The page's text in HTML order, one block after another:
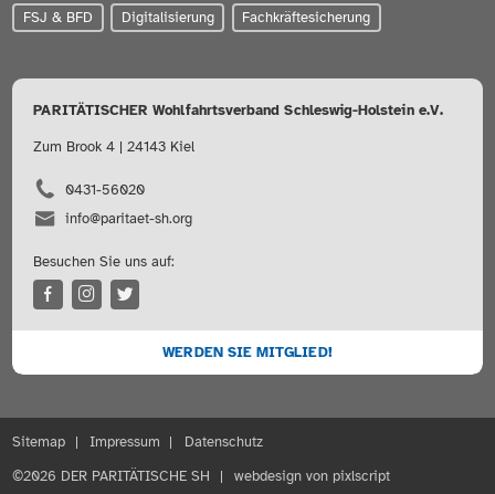
FSJ & BFD Digitalisierung Fachkräftesicherung
PARITÄTISCHER Wohlfahrtsverband Schleswig-Holstein e.V.
Zum Brook 4 | 24143 Kiel
0431-56020
info@paritaet-sh.org
Besuchen Sie uns auf:
WERDEN SIE MITGLIED!
Sitemap Impressum
Datenschutz
©2026 DER PARITÄTISCHE SH
webdesign von pixlscript